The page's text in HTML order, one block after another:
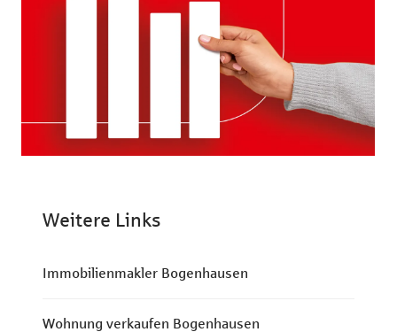
Weitere Links
Immobilienmakler Bogenhausen
Wohnung verkaufen Bogenhausen